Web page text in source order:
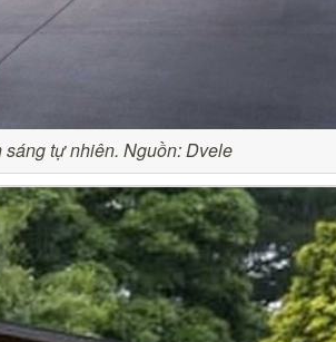
tự nhiên. Nguồn: Dvele